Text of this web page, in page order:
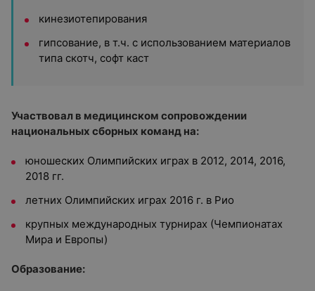
кинезиотепирования
гипсование, в т.ч. с использованием материалов
типа скотч, софт каст
Участвовал в медицинском сопровождении
национальных сборных команд на:
юношеских Олимпийских играх в 2012, 2014, 2016,
2018 гг.
летних Олимпийских играх 2016 г. в Рио
крупных международных турнирах (Чемпионатах
Мира и Европы)
Образование: